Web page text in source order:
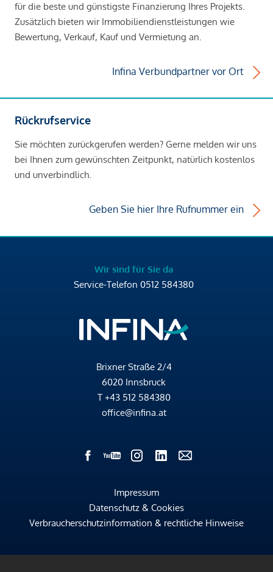
für die beste und günstigste Finanzierung Ihres Projekts.
Zusätzlich bieten wir Immobiliendienstleistungen wie
Bewertung, Verkauf, Kauf und Vermietung an.
Infina Verbundpartner vor Ort
Rückrufservice
Sie möchten zurückgerufen werden? Gerne melden wir uns
bei Ihnen zum gewünschten Zeitpunkt, natürlich kostenlos
und unverbindlich.
Geben Sie hier Ihre Rufnummer ein
Wir sind für Sie da
Service-Telefon 0512 584380
Brixner Straße 2/4
6020 Innsbruck
T +43 512 584380
office@infina.at
Impressum
Datenschutz & Cookies
Verbraucherschutzinformation & rechtliche Hinweise